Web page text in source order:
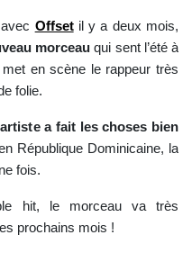
Offsetil y a deux mois,
morceau qui sent l’été à
en scène le rappeur très
folie.
a fait les choses bien
République Dominicaine, la
fois.
hit, le morceau va très
prochains mois !